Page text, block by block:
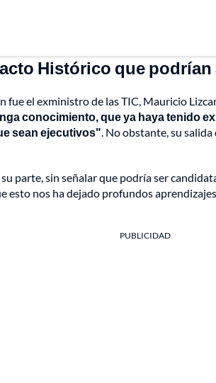
Histórico que
fue el exministro de las TIC, Mauricio
conocimiento, que ya haya tenido
sean ejecutivos". No obstante, su
parte, sin señalar que podría ser
esto nos ha dejado profundos
PUBLICIDAD